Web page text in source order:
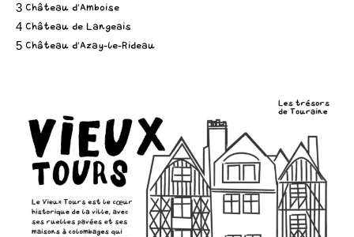
3 Château d’Amboise
4 Château de Langeais
5 Château d’Azay-le-Rideau